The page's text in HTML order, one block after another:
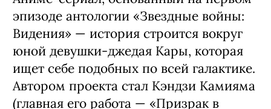
эпизоде антологии «Звездные войны:
Видения» — история строится вокруг
юной девушки-джедая Кары, которая
ищет себе подобных по всей галактике.
Автором проекта стал Кэндзи Камияма
(главная его работа — «Призрак в